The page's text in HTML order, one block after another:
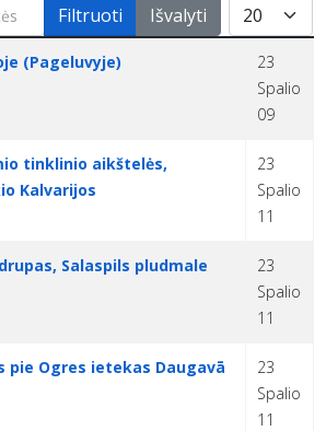
Filtruoti Išvalyti Rodyti po
data
(Pageluvyje)
23
Spalio
09
tinklinio aikštelės,
Kalvarijos
23
Spalio
11
Salaspils pludmale
23
Spalio
11
pie Ogres ietekas Daugavā
23
Spalio
11